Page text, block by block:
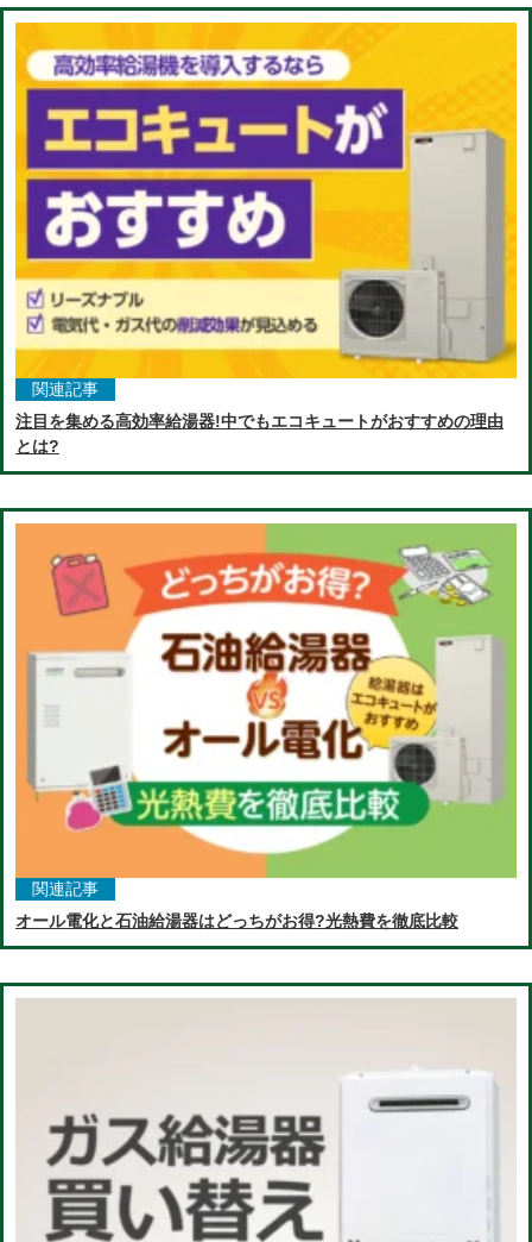
関連記事
注目を集める高効率給湯器!中でもエコキュートがおすすめの理由
とは?
関連記事
オール電化と石油給湯器はどっちがお得?光熱費を徹底比較